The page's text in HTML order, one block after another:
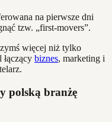
na pierwsze dni
tzw. „first-movers”.
więcej niż tylko
biznes, marketing i
polską branżę